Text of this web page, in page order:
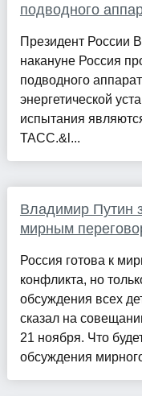
подводного
Президент России
накануне Россия
подводного
энергетической
испытания
ТАСС.&l...
Владимир Путин
мирным
Россия готова к
конфликта, но
обсуждения всех
сказал на
21 ноября. Что
обсуждения